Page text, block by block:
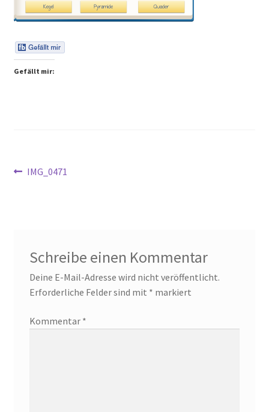
Peps Gedanken
Talks & Tratsch
Gefällt mir:
Beitragsnavigation
Vorheriger
IMG_0471
Schreibe einen Kommentar
Deine E-Mail-Adresse wird nicht veröffentlicht.
Erforderliche Felder sind mit * markiert
Kommentar *